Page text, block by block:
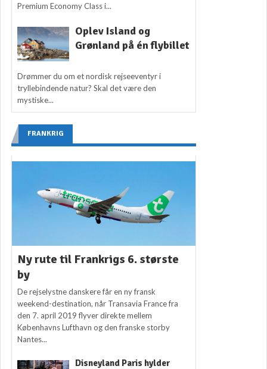
Premium Economy Class i...
Oplev Island og
Grønland på én flybillet
Drømmer du om et nordisk rejseeventyr i
tryllebindende natur? Skal det være den
mystiske...
FRANKRIG
Ny rute til Frankrigs 6. største
by
De rejselystne danskere får en ny fransk
weekend-destination, når Transavia France fra
den 7. april 2019 flyver direkte mellem
Københavns Lufthavn og den franske storby
Nantes...
Disneyland Paris hylder